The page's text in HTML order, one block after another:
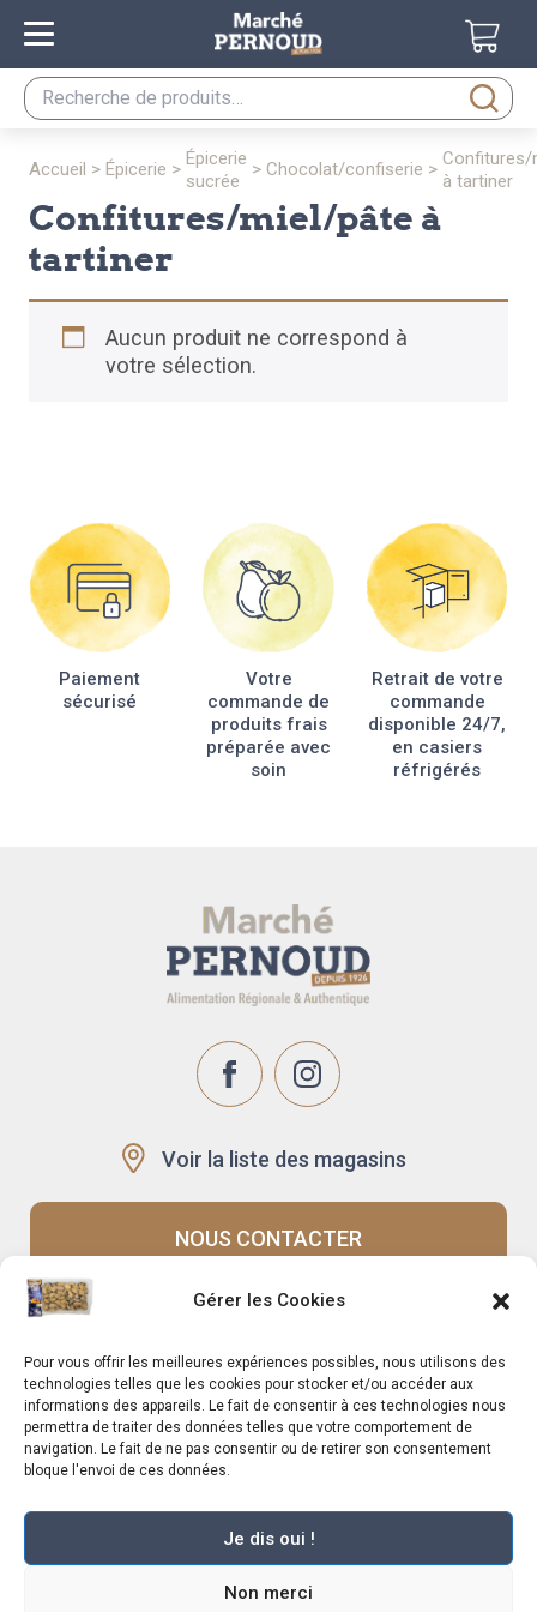
Gérer les Cookies
Pour vous offrir les meilleures expériences possibles, nous utilisons des
technologies telles que les cookies pour stocker et/ou accéder aux
informations des appareils. Le fait de consentir à ces technologies nous
permettra de traiter des données telles que votre comportement de
navigation. Le fait de ne pas consentir ou de retirer son consentement
bloque l'envoi de ces données.
Je dis oui !
Non merci
Recherche
pour :
accueil > épicerie >
épicerie
sucrée
> chocolat/confiserie >
confitures/miel/pâte
à tartiner
confitures/miel/pâte à
tartiner
Aucun produit ne correspond à
votre sélection.
Paiement
sécurisé
Votre
commande de
produits frais
préparée avec
soin
Retrait de votre
commande
disponible 24/7,
en casiers
réfrigérés
Voir la liste des magasins
NOUS CONTACTER
Rappels produits
Le Mag
Mentions légales–